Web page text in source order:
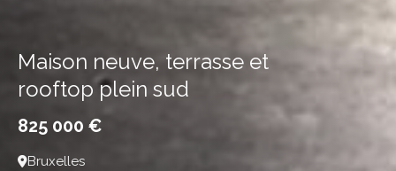
Maison neuve, terrasse et
rooftop plein sud
825 000 €
Bruxelles